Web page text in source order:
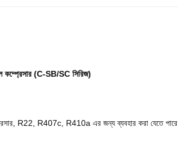
কম্প্রেসার (C-SB/SC সিরিজ)
R22, R407c, R410a এর জন্য ব্যবহার করা যেতে পারে